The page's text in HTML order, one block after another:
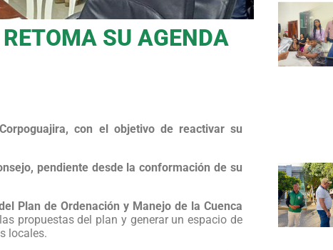
SU AGENDA
con el objetivo de reactivar su
pendiente desde la conformación de su
Plan de Ordenación y Manejo de la Cuenca
propuestas del plan y generar un espacio de
locales.